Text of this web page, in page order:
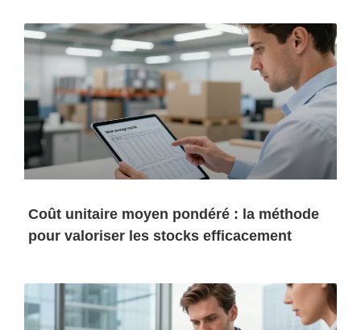
Coût unitaire moyen pondéré : la méthode
pour valoriser les stocks efficacement